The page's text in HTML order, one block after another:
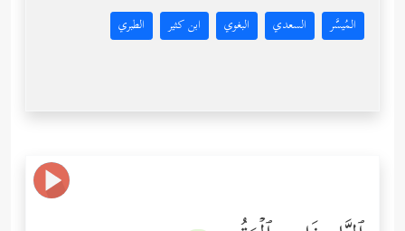
المُيسَّر السعدي البغوي ابن كثير الطبري